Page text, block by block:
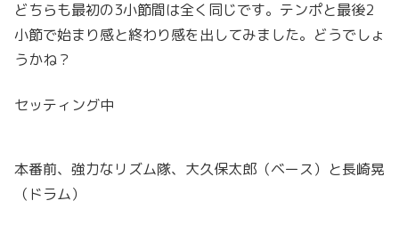
どちらも最初の3小節間は全く同じです。テンポと最後2
小節で始まり感と終わり感を出してみました。どうでしょ
うかね？
セッティング中
本番前、強力なリズム隊、大久保太郎（ベース）と長崎晃
（ドラム）